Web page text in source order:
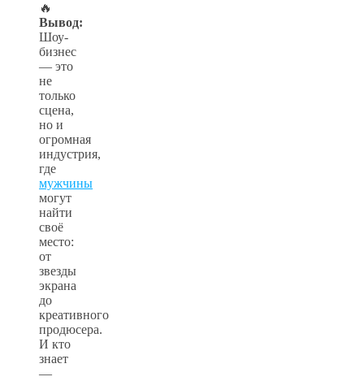
🔥
Вывод:
Шоу-
бизнес
— это
не
только
сцена,
но и
огромная
индустрия,
где
мужчины
могут
найти
своё
место:
от
звезды
экрана
до
креативного
продюсера.
И кто
знает
—